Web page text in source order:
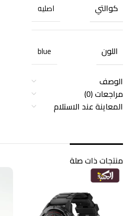
كوالتي اصليه
اللون blue
الوصف
مراجعات (0)
المعاينة عند الاستلام
منتجات ذات صلة